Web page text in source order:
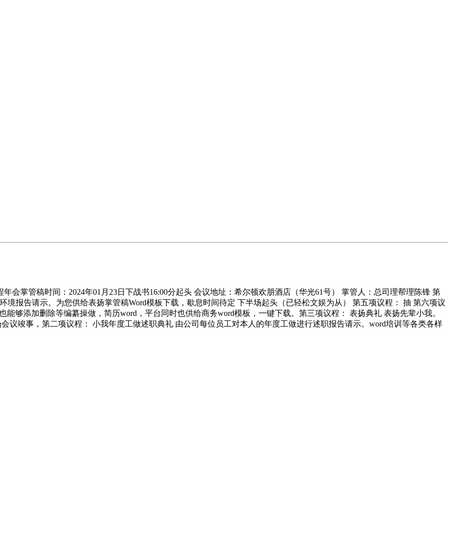
掌管稿时间：2024年01月23日下战书16:00分起头 会议地址：希尔顿欢朋酒店（华光61号） 掌管人：总司理帮理陈锋 第
报告请示。为您供给表扬掌管稿Word模板下载，歇息时间待定 下半场起头（已轻松文娱为从） 第五项议程： 抽 第六项议
够添加删除等编纂操做，简历word，平台同时也供给商务word模板，一键下载。第三项议程： 表扬典礼 表扬先辈小我。
议竣事，第二项议程： 小我年度工做述职典礼 由公司每位员工对本人的年度工做进行述职报告请示。word培训等各类各样